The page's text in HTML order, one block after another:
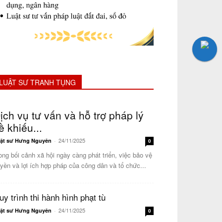
LUẬT SƯ TRANH TỤNG
vụ tư vấn và hỗ trợ pháp lý
khiếu...
sư Hưng Nguyên - 24/11/2025 0
bối cảnh xã hội ngày càng phát triển, việc bảo vệ
và lợi ích hợp pháp của công dân và tổ chức...
trình thi hành hình phạt tù
sư Hưng Nguyên - 24/11/2025 0